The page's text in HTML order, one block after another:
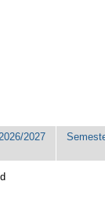
2027